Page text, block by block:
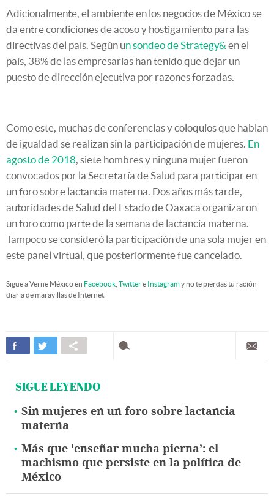
Adicionalmente, el ambiente en los negocios de México se
da entre condiciones de acoso y hostigamiento para las
directivas del país. Según un sondeo de Strategy& en el
país, 38% de las empresarias han tenido que dejar un
puesto de direc­ción ejecutiva por razones forzadas.
Como este, muchas de conferencias y coloquios que hablan
de igualdad se realizan sin la participación de mujeres. En
agosto de 2018, siete hombres y ninguna mujer fueron
convocados por la Secretaría de Salud para participar en
un foro sobre lactancia materna. Dos años más tarde,
autoridades de Salud del Estado de Oaxaca organizaron
un foro como parte de la semana de lactancia materna.
Tampoco se consideró la participación de una sola mujer en
este panel virtual, que posteriormente fue cancelado.
Sigue a Verne México en Facebook Twittere Instagramy no te pierdas tu ración
diaria de maravillas de Internet.
SIGUE LEYENDO
Sin mujeres en un foro sobre lactancia
materna
Más que 'enseñar mucha pierna’: el
machismo que persiste en la política de
México